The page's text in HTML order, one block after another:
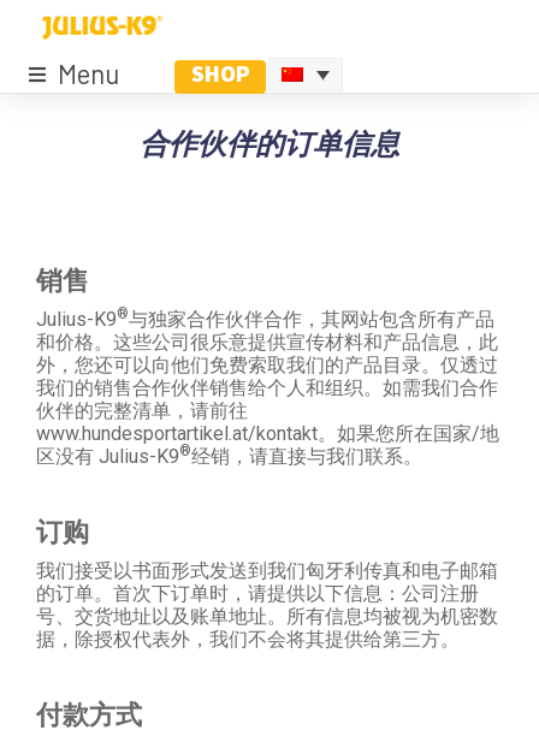
Menu SHOP
合作伙伴的订单信息
销售
Julius-K9®与独家合作伙伴合作，其网站包含所有产品
和价格。这些公司很乐意提供宣传材料和产品信息，此
外，您还可以向他们免费索取我们的产品目录。仅透过
我们的销售合作伙伴销售给个人和组织。如需我们合作
伙伴的完整清单，请前往
www.hundesportartikel.at/kontakt。如果您所在国家/地
区没有 Julius-K9®经销，请直接与我们联系。
订购
我们接受以书面形式发送到我们匈牙利传真和电子邮箱
的订单。首次下订单时，请提供以下信息：公司注册
号、交货地址以及账单地址。所有信息均被视为机密数
据，除授权代表外，我们不会将其提供给第三方。
付款方式